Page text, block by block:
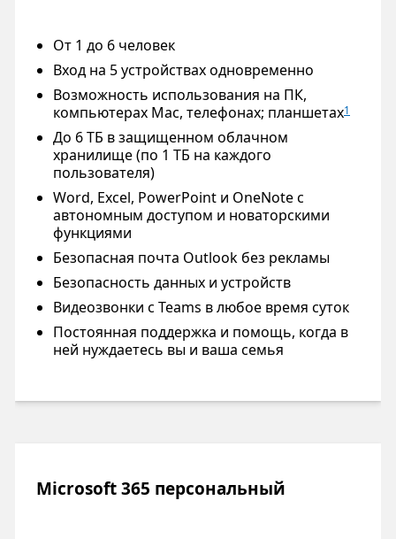
От 1 до 6 человек
Вход на 5 устройствах одновременно
Возможность использования на ПК,
компьютерах Mac, телефонах; планшетах1
До 6 ТБ в защищенном облачном
хранилище (по 1 ТБ на каждого
пользователя)
Word, Excel, PowerPoint и OneNote с
автономным доступом и новаторскими
функциями
Безопасная почта Outlook без рекламы
Безопасность данных и устройств
Видеозвонки с Teams в любое время суток
Постоянная поддержка и помощь, когда в
ней нуждаетесь вы и ваша семья
Microsoft 365 персональный